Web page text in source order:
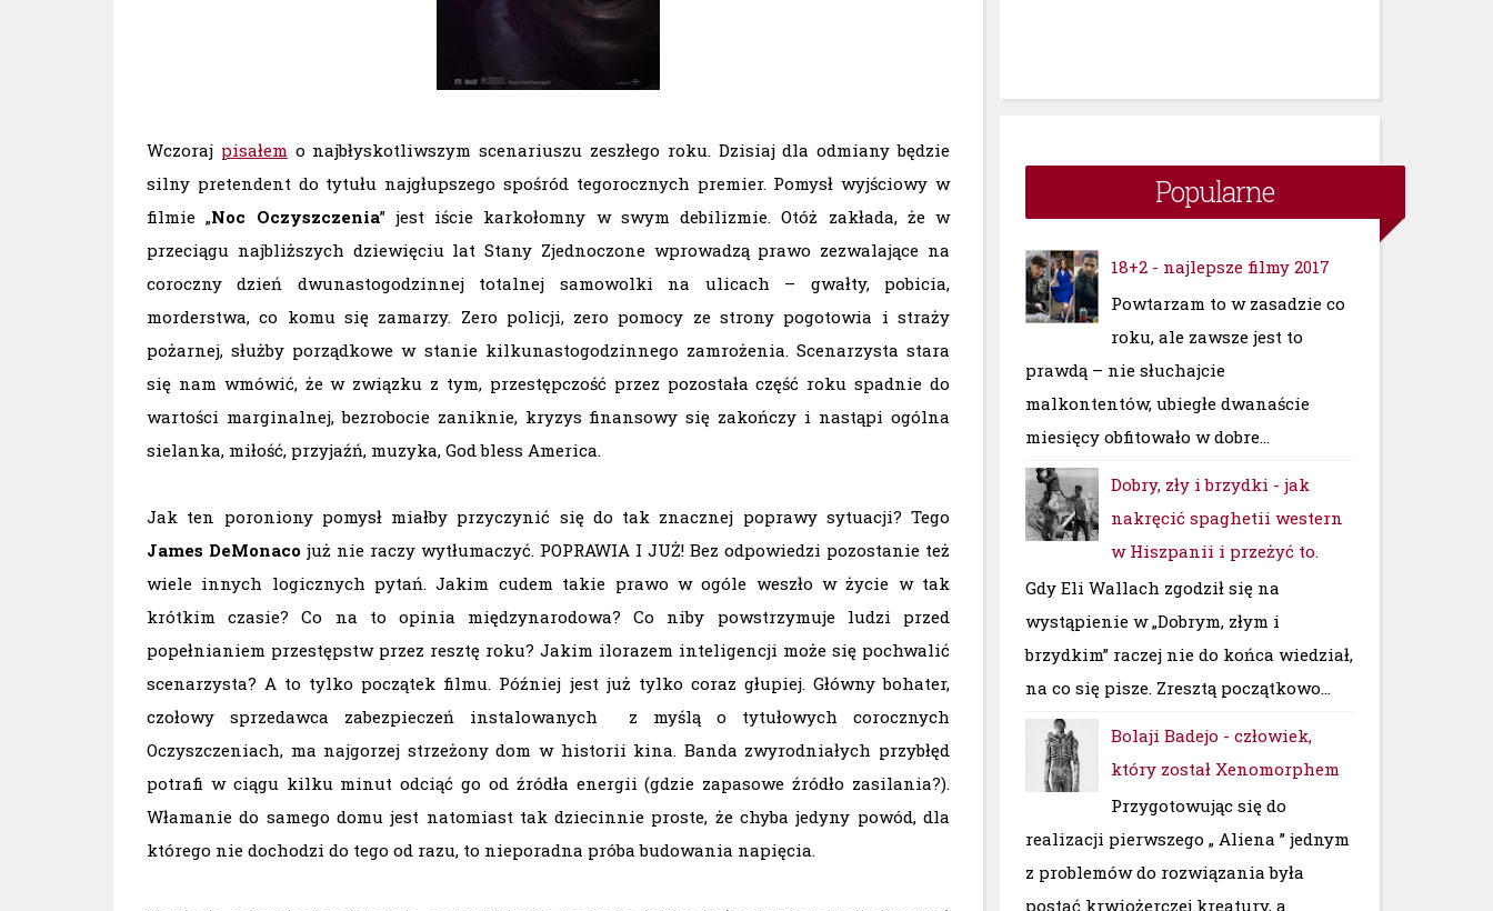
Wczoraj pisałem o najbłyskotliwszym scenariuszu zeszłego roku. Dzisiaj dla odmiany będzie
silny pretendent do tytułu najgłupszego spośród tegorocznych premier. Pomysł wyjściowy w
filmie „Noc Oczyszczenia” jest iście karkołomny w swym debilizmie. Otóż zakłada, że w
przeciągu najbliższych dziewięciu lat Stany Zjednoczone wprowadzą prawo zezwalające na
coroczny dzień dwunastogodzinnej totalnej samowolki na ulicach – gwałty, pobicia,
morderstwa, co komu się zamarzy. Zero policji, zero pomocy ze strony pogotowia i straży
pożarnej, służby porządkowe w stanie kilkunastogodzinnego zamrożenia. Scenarzysta stara
się nam wmówić, że w związku z tym, przestępczość przez pozostała część roku spadnie do
wartości marginalnej, bezrobocie zaniknie, kryzys finansowy się zakończy i nastąpi ogólna
sielanka, miłość, przyjaźń, muzyka, God bless America.
Jak ten poroniony pomysł miałby przyczynić się do tak znacznej poprawy sytuacji? Tego
James DeMonaco już nie raczy wytłumaczyć. POPRAWIA I JUŻ! Bez odpowiedzi pozostanie też
wiele innych logicznych pytań. Jakim cudem takie prawo w ogóle weszło w życie w tak
krótkim czasie? Co na to opinia międzynarodowa? Co niby powstrzymuje ludzi przed
popełnianiem przestępstw przez resztę roku? Jakim ilorazem inteligencji może się pochwalić
scenarzysta? A to tylko początek filmu. Później jest już tylko coraz głupiej. Główny bohater,
czołowy sprzedawca zabezpieczeń instalowanych z myślą o tytułowych corocznych
Oczyszczeniach, ma najgorzej strzeżony dom w historii kina. Banda zwyrodniałych przybłęd
potrafi w ciągu kilku minut odciąć go od źródła energii (gdzie zapasowe źródło zasilania?).
Włamanie do samego domu jest natomiast tak dziecinnie proste, że chyba jedyny powód, dla
którego nie dochodzi do tego od razu, to nieporadna próba budowania napięcia.
Popularne
18+2 - najlepsze filmy 2017
Powtarzam to w zasadzie co
roku, ale zawsze jest to
prawdą – nie słuchajcie
malkontentów, ubiegłe dwanaście
miesięcy obfitowało w dobre...
Dobry, zły i brzydki - jak
nakręcić spaghetii western
w Hiszpanii i przeżyć to.
Gdy Eli Wallach zgodził się na
wystąpienie w „Dobrym, złym i
brzydkim” raczej nie do końca wiedział,
na co się pisze. Zresztą początkowo...
Bolaji Badejo - człowiek,
który został Xenomorphem
Przygotowując się do
realizacji pierwszego „ Aliena ” jednym
z problemów do rozwiązania była
postać krwiożerczej kreatury, a